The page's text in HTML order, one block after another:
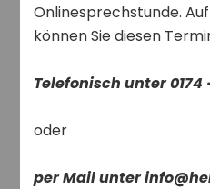
Onlinesprechstunde.
können Sie diesen
Telefonisch unter 0174
oder
per Mail unter